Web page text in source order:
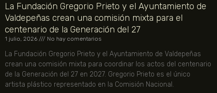
La Fundación Gregorio Prieto y el Ayuntamiento de
Valdepeñas crean una comisión mixta para el
centenario de la Generación del 27
1 julio, 2026 No hay comentarios
La Fundación Gregorio Prieto y el Ayuntamiento de Valdepeñas
crean una comisión mixta para coordinar los actos del centenario
de la Generación del 27 en 2027. Gregorio Prieto es el único
artista plástico representado en la Comisión Nacional.